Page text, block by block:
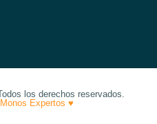
los derechos reservados.
Monos Expertos ♥